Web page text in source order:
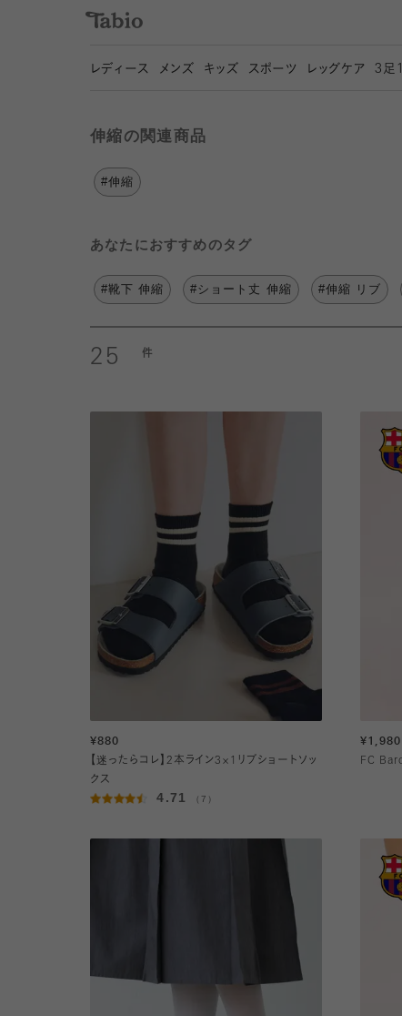
レディース メンズ キッズ スポーツ レッグケア 3 足
伸縮の関連商品
#伸縮
あなたにおすすめのタグ
#靴下 伸縮 #ショート丈 伸縮 #伸縮 リブ
25
¥880
【迷ったらコレ】2本ライン3×1リブショートソッ
クス
4.71 （7）
¥1,980
FC